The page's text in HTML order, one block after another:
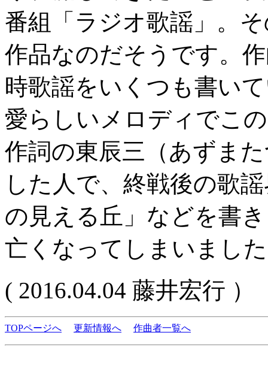
番組「ラジオ歌謡」。
作品なのだそうです。
時歌謡をいくつも書い
愛らしいメロディでこ
作詞の東辰三（あずま
した人で、終戦後の歌
の見える丘」などを書
亡くなってしまいまし
( 2016.04.04 藤井宏行 ）
TOPページへ 更新情報へ 作曲者一覧へ